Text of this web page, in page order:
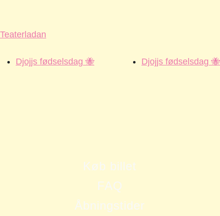
Teaterladan
Djojjs fødselsdag 🐝 Djojjs fødselsdag 🐝
Køb billet
FAQ
Åbningstider